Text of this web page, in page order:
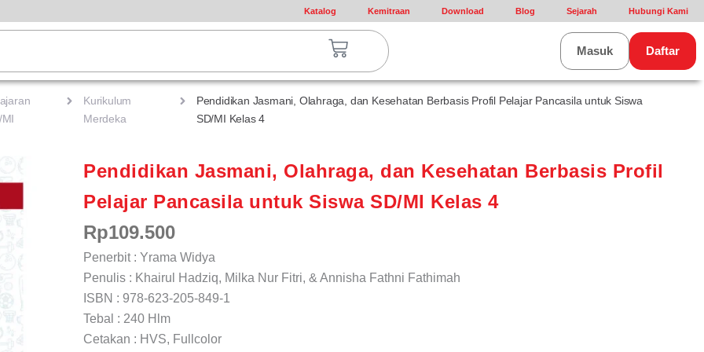
Katalog Kemitraan Download Blog Sejarah Hubungi Kami
Cart Daftar
Masuk
MI
Kurikulum
Merdeka
Pendidikan Jasmani, Olahraga, dan Kesehatan Berbasis Profil Pelajar Pancasila untuk Siswa
SD/MI Kelas 4
Pendidikan Jasmani, Olahraga, dan Kesehatan Berbasis Profil
Pelajar Pancasila untuk Siswa SD/MI Kelas 4
Rp109.500
Penerbit : Yrama Widya
Penulis : Khairul Hadziq, Milka Nur Fitri, & Annisha Fathni Fathimah
ISBN : 978-623-205-849-1
Tebal : 240 Hlm
Cetakan : HVS, Fullcolor